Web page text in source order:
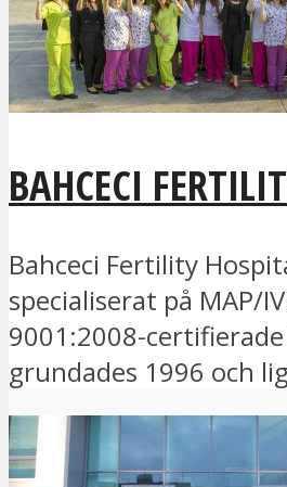
BAHCECI
Bahceci Fertility
specialiserat på MAP/
9001:2008-
grundades 1996 och